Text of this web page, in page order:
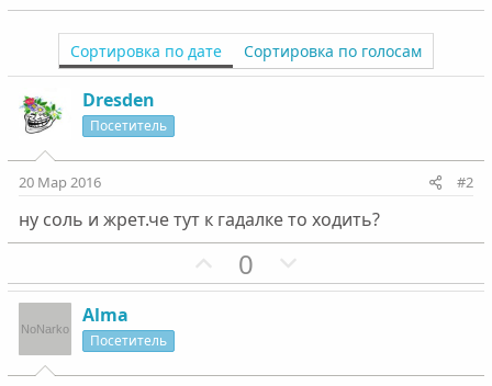
Сортировка по дате Сортировка по голосам
Dresden
Посетитель
20 Мар 2016 #2
ну соль и жрет.че тут к гадалке то ходить?
П
о
т
0
е
т
Alma
Посетитель